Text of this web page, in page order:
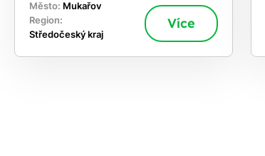
Město: Mukařov
Region:
Středočeský kraj
Více